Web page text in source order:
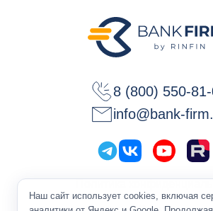
8 (800) 550-
info@bank-
Наш сайт использует cookies, включая